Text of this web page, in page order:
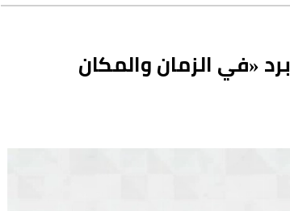
«في الزمان والمكان